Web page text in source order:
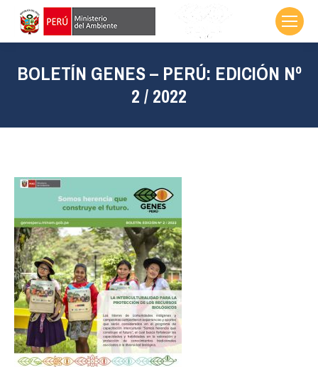
BOLETÍN GENES – PERÚ: EDICIÓN Nº
2 / 2022